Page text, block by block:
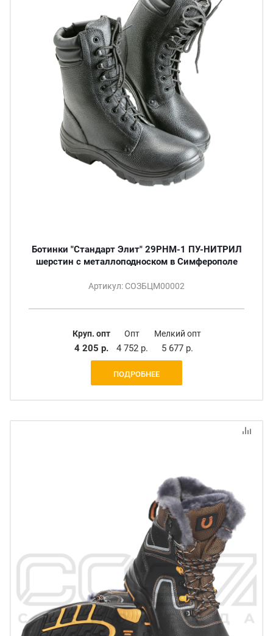
Ботинки "Стандарт Элит" 29PHM-1 ПУ-НИТРИЛ
шерстин с металлоподноском в Симферополе
Артикул: СОЗБЦМ00002
Круп. опт
4 205 р.
Опт
4 752 р.
Мелкий опт
5 677 р.
ПОДРОБНЕЕ